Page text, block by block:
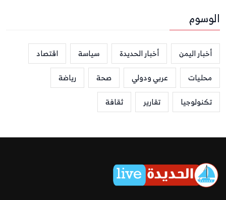
الوسوم
أخبار اليمن أخبار الحديدة سياسة
اقتصاد
محليات
عربي ودولي صحة
رياضة
تكنولوجيا
تقارير ثقافة